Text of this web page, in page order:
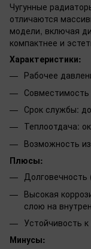
Чугунные
отличаются
модели, включая
компактнее и
Характеристики:
Рабочее
Срок службы:
Теплоотдача:
Возможность
Плюсы:
Долговечность
Высокая
слою на
Устойчивость
Минусы: